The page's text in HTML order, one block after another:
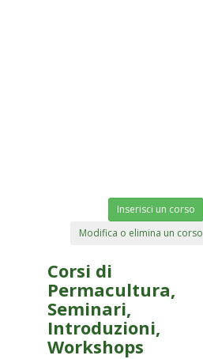
Inserisci un corso
Modifica o elimina un corso
Corsi di
Permacultura,
Seminari,
Introduzioni,
Workshops